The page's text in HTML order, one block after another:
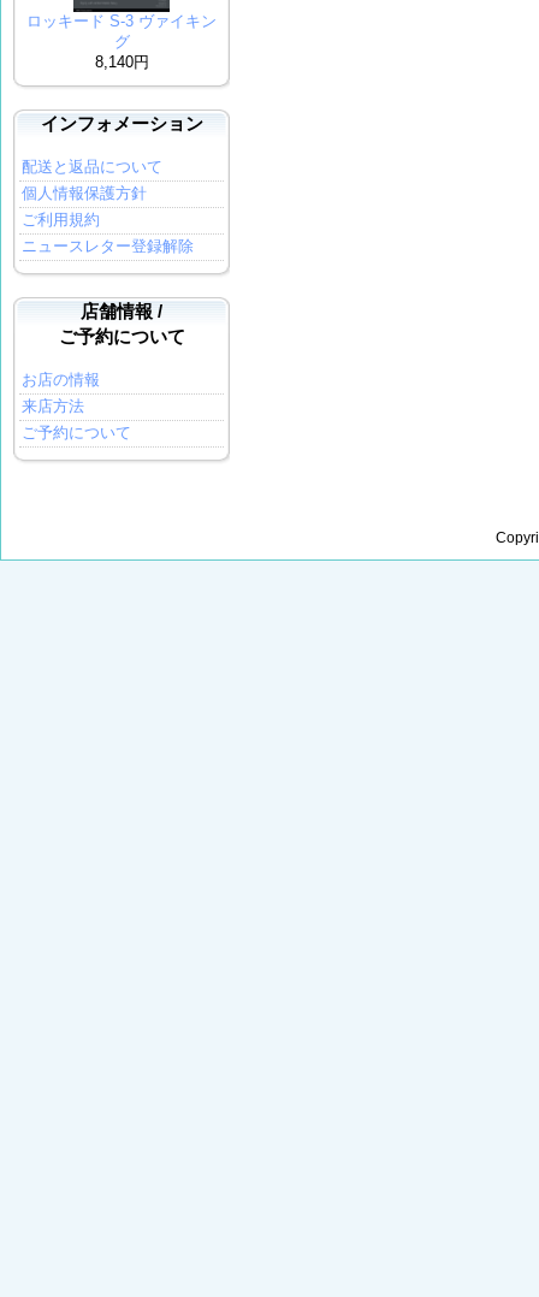
ロッキード S-3 ヴァイキン
グ
8,140円
インフォメーション
配送と返品について
個人情報保護方針
ご利用規約
ニュースレター登録解除
店舗情報 /
ご予約について
お店の情報
来店方法
ご予約について